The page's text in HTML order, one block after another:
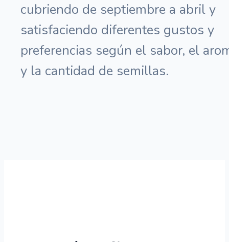
cubriendo de septiembre a abril y
satisfaciendo diferentes gustos y
preferencias según el sabor, el
y la cantidad de semillas.